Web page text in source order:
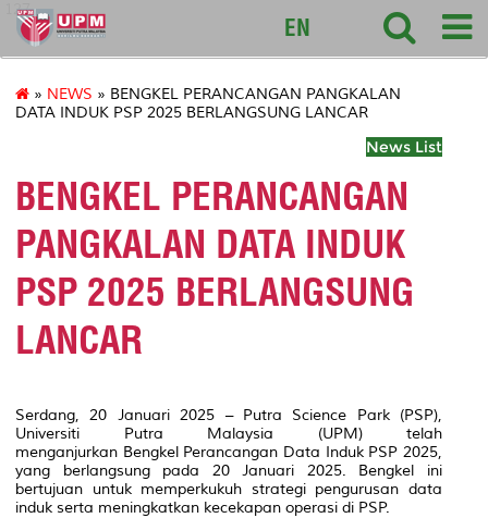
127
EN
» NEWS » BENGKEL PERANCANGAN PANGKALAN
DATA INDUK PSP 2025 BERLANGSUNG LANCAR
News List
BENGKEL PERANCANGAN
PANGKALAN DATA INDUK
PSP 2025 BERLANGSUNG
LANCAR
Serdang, 20 Januari 2025 – Putra Science Park (PSP),
Universiti Putra Malaysia (UPM) telah
menganjurkan Bengkel Perancangan Data Induk PSP 2025,
yang berlangsung pada 20 Januari 2025. Bengkel ini
bertujuan untuk memperkukuh strategi pengurusan data
induk serta meningkatkan kecekapan operasi di PSP.